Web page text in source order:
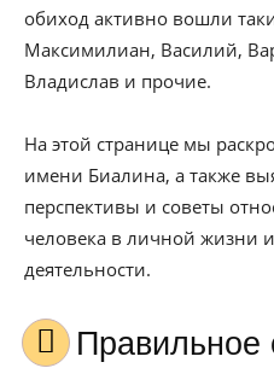
обиход активно вошли
Максимилиан, Василий,
Владислав и прочие.
На этой странице мы
имени Биалина, а также
перспективы и советы
человека в личной жизни
деятельности.
Правильное склонение